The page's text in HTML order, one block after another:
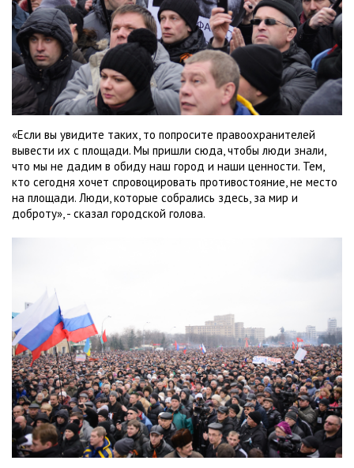
«Если вы увидите таких, то попросите правоохранителей
вывести их с площади. Мы пришли сюда, чтобы люди знали,
что мы не дадим в обиду наш город и наши ценности. Тем,
кто сегодня хочет спровоцировать противостояние, не место
на площади. Люди, которые собрались здесь, за мир и
доброту», - сказал городской голова.